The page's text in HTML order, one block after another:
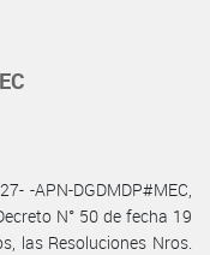
-APN-DGDMDP#MEC,
N° 50 de fecha 19
las Resoluciones Nros.